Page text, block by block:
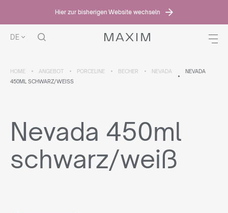
Hier zur bisherigen Website wechseln
DE
HOME ANGEBOT PORCELINE BECHER NEVADA
NEVADA
450ML SCHWARZ/WEISS
Nevada 450ml
schwarz/weiß